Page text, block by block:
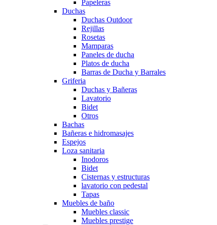
Papeleras
Duchas
Duchas Outdoor
Rejillas
Rosetas
Mamparas
Paneles de ducha
Platos de ducha
Barras de Ducha y Barrales
Griferia
Duchas y Bañeras
Lavatorio
Bidet
Otros
Bachas
Bañeras e hidromasajes
Espejos
Loza sanitaria
Inodoros
Bidet
Cisternas y estructuras
lavatorio con pedestal
Tapas
Muebles de baño
Muebles classic
Muebles prestige